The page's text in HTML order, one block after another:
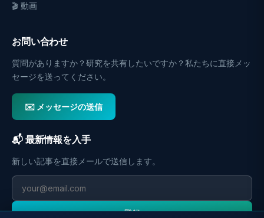
🎬 動画
お問い合わせ
質問がありますか？研究を共有したいですか？私たちに直接メッ
セージを送ってください。
✉️ メッセージの送信
📬 最新情報を入手
新しい記事を直接メールで送信します。
登録